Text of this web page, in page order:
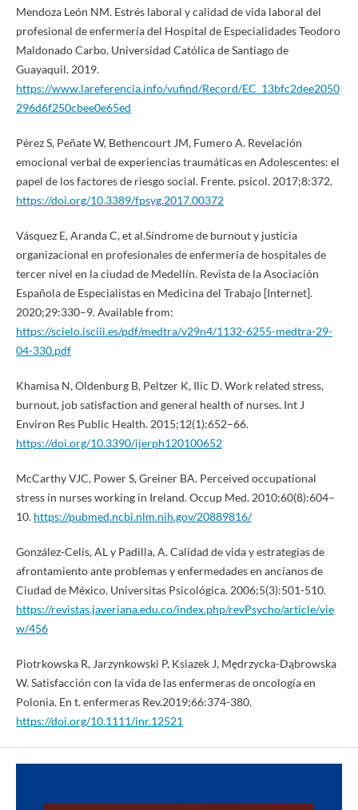
Mendoza León NM. Estrés laboral y calidad de vida laboral del
profesional de enfermería del Hospital de Especialidades Teodoro
Maldonado Carbo. Universidad Católica de Santiago de
Guayaquil. 2019.
https://www.lareferencia.info/vufind/Record/EC_13bfc2dee2050
296d6f250cbee0e65ed
Pérez S, Peñate W, Bethencourt JM, Fumero A. Revelación
emocional verbal de experiencias traumáticas en Adolescentes: el
papel de los factores de riesgo social. Frente. psicol. 2017;8:372.
https://doi.org/10.3389/fpsyg.2017.00372
Vásquez E, Aranda C, et al.Síndrome de burnout y justicia
organizacional en profesionales de enfermería de hospitales de
tercer nivel en la ciudad de Medellín. Revista de la Asociación
Española de Especialistas en Medicina del Trabajo [Internet].
2020;29:330–9. Available from:
https://scielo.isciii.es/pdf/medtra/v29n4/1132-6255-medtra-29-
04-330.pdf
Khamisa N, Oldenburg B, Peltzer K, Ilic D. Work related stress,
burnout, job satisfaction and general health of nurses. Int J
Environ Res Public Health. 2015;12(1):652–66.
https://doi.org/10.3390/ijerph120100652
McCarthy VJC, Power S, Greiner BA. Perceived occupational
stress in nurses working in Ireland. Occup Med. 2010;60(8):604–
10. https://pubmed.ncbi.nlm.nih.gov/20889816/
González-Celis, AL y Padilla, A. Calidad de vida y estrategias de
afrontamiento ante problemas y enfermedades en ancianos de
Ciudad de México. Universitas Psicológica. 2006;5(3):501-510.
https://revistas.javeriana.edu.co/index.php/revPsycho/article/vie
w/456
Piotrkowska R, Jarzynkowski P, Ksiazek J, Mędrzycka-Dąbrowska
W. Satisfacción con la vida de las enfermeras de oncología en
Polonia. En t. enfermeras Rev.2019;66:374-380.
https://doi.org/10.1111/inr.12521